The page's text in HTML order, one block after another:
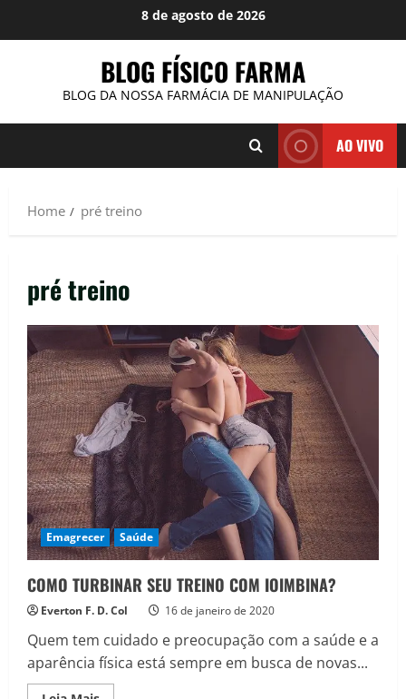
8 de agosto de 2026
BLOG FÍSICO FARMA
BLOG DA NOSSA FARMÁCIA DE MANIPULAÇÃO
AO VIVO
Home pré treino
pré treino
Emagrecer Saúde
COMO TURBINAR SEU TREINO COM IOIMBINA?
Everton F. D. Col 16 de janeiro de 2020
Quem tem cuidado e preocupação com a saúde e a
aparência física está sempre em busca de novas...